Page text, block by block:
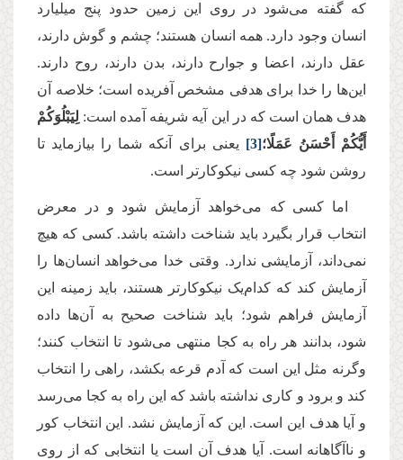
که گفته می‌شود در روی این زمین حدود پنج میلیارد
انسان وجود دارد. همه انسان هستند؛ چشم و گوش دارند،
عقل دارند، اعضا و جوارح دارند، بدن دارند، روح دارند.
این‌ها را خدا برای هدفی مشخص آفریده است؛ خلاصه آن
هدف همان است که در این آیه شریفه آمده است: لِيَبْلُوَكُمْ
أَيُّكُمْ أَحْسَنُ عَمَلًا؛[3] یعنی برای آنکه شما را بیازماید تا
روشن شود چه کسی نیکوکارتر است.
اما کسی که می‌خواهد آزمایش شود و در معرض
انتخاب قرار بگیرد باید شناخت داشته باشد. کسی که هیچ
نمی‌داند، آزمایشی ندارد. وقتی خدا می‌خواهد انسان‌ها را
آزمایش کند که کدام‌یک نیکوکارتر هستند، باید زمینه این
آزمایش فراهم شود؛ باید شناخت صحیح به آن‌ها داده
شود، بدانند هر راه به کجا منتهی می‌شود تا انتخاب کنند؛
وگرنه مثل این است که آدم قرعه بکشد، راهی را انتخاب
کند و برود و کاری نداشته باشد که این راه به کجا می‌رسد
و آیا هدف این است. این که آزمایش نشد. این انتخاب کور
و ناآگاهانه است. آیا هدف آن است یا انتخابی که از روی